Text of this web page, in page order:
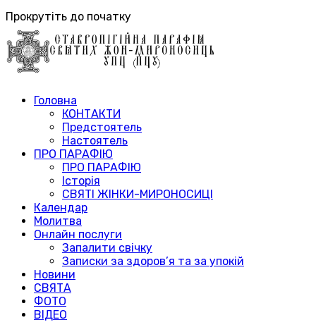
Прокрутіть до початку
Головна
КОНТАКТИ
Предстоятель
Настоятель
ПРО ПАРАФІЮ
ПРО ПАРАФІЮ
Історія
СВЯТІ ЖІНКИ-МИРОНОСИЦІ
Календар
Молитва
Онлайн послуги
Запалити свічку
Записки за здоров’я та за упокій
Новини
СВЯТА
ФОТО
ВІДЕО